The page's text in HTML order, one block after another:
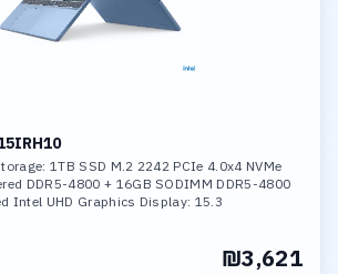
1TB SSD M.2 2242 PCIe 4.0x4 NVMe
DDR5-4800 + 16GB SODIMM DDR5-4800
Intel UHD Graphics Display: 15.3
₪3,621